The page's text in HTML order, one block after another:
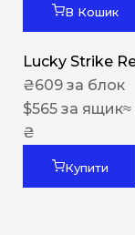
В Кошик
Lucky Strike
₴609 за блок
$565 за ящик≈
₴
Купити